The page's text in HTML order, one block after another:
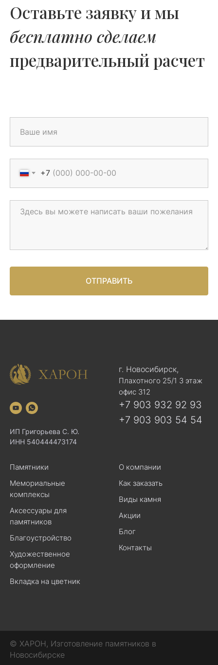
Оставьте заявку и мы
бесплатно сделаем
предварительный расчет
+7
ОТПРАВИТЬ
ИП Григорьева С. Ю.
ИНН 540444473174
г. Новосибирск,
Плахотного 25/1 3 этаж
офис 312
+7 903 932 92 93
+7 903 903 54 54
Памятники
Мемориальные
комплексы
Аксессуары для
памятников
Благоустройство
Художественное
оформление
Вкладка на цветник
О компании
Как заказать
Виды камня
Акции
Блог
Контакты
© ХАРОН, Изготовление памятников в
Новосибирске